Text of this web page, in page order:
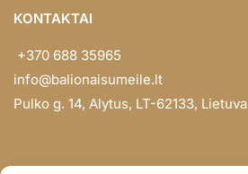
KONTAKTAI
+370 688 35965
info@balionaisumeile.lt
Pulko g. 14, Alytus, LT-62133, Lietuva